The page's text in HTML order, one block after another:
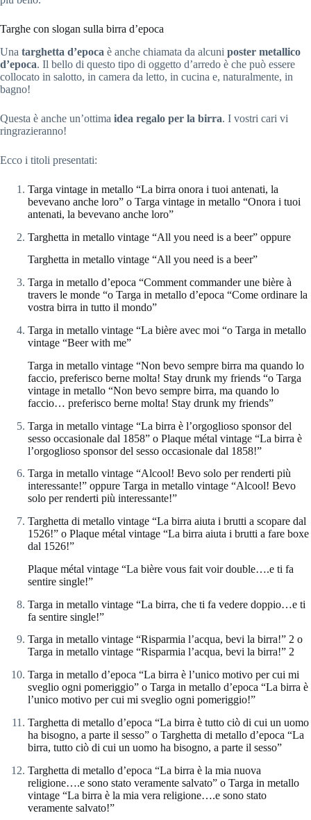
Targhe con slogan sulla birra d’epoca
Una targhetta d’epoca è anche chiamata da alcuni poster metallico
d’epoca. Il bello di questo tipo di oggetto d’arredo è che può essere
collocato in salotto, in camera da letto, in cucina e, naturalmente, in
bagno!
Questa è anche un’ottima idea regalo per la birra. I vostri cari vi
ringrazieranno!
Ecco i titoli presentati:
Targa vintage in metallo “La birra onora i tuoi antenati, la
bevevano anche loro” o Targa vintage in metallo “Onora i tuoi
antenati, la bevevano anche loro”
Targhetta in metallo vintage “All you need is a beer” oppure
Targhetta in metallo vintage “All you need is a beer”
Targa in metallo d’epoca “Comment commander une bière à
travers le monde “o Targa in metallo d’epoca “Come ordinare la
vostra birra in tutto il mondo”
Targa in metallo vintage “La bière avec moi “o Targa in metallo
vintage “Beer with me”
Targa in metallo vintage “Non bevo sempre birra ma quando lo
faccio, preferisco berne molta! Stay drunk my friends “o Targa
vintage in metallo “Non bevo sempre birra, ma quando lo
faccio… preferisco berne molta! Stay drunk my friends”
Targa in metallo vintage “La birra è l’orgoglioso sponsor del
sesso occasionale dal 1858” o Plaque métal vintage “La birra è
l’orgoglioso sponsor del sesso occasionale dal 1858!”
Targa in metallo vintage “Alcool! Bevo solo per renderti più
interessante!” oppure Targa in metallo vintage “Alcool! Bevo
solo per renderti più interessante!”
Targhetta di metallo vintage “La birra aiuta i brutti a scopare dal
1526!” o Plaque métal vintage “La birra aiuta i brutti a fare boxe
dal 1526!”
Plaque métal vintage “La bière vous fait voir double….e ti fa
sentire single!”
Targa in metallo vintage “La birra, che ti fa vedere doppio…e ti
fa sentire single!”
Targa in metallo vintage “Risparmia l’acqua, bevi la birra!” 2 o
Targa in metallo vintage “Risparmia l’acqua, bevi la birra!” 2
Targa in metallo d’epoca “La birra è l’unico motivo per cui mi
sveglio ogni pomeriggio” o Targa in metallo d’epoca “La birra è
l’unico motivo per cui mi sveglio ogni pomeriggio!”
Targhetta di metallo d’epoca “La birra è tutto ciò di cui un uomo
ha bisogno, a parte il sesso” o Targhetta di metallo d’epoca “La
birra, tutto ciò di cui un uomo ha bisogno, a parte il sesso”
Targhetta di metallo d’epoca “La birra è la mia nuova
religione….e sono stato veramente salvato” o Targa in metallo
vintage “La birra è la mia vera religione….e sono stato
veramente salvato!”